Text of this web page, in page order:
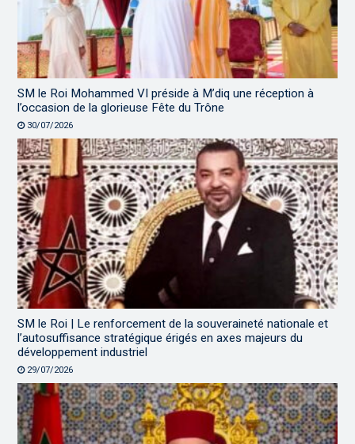
SM le Roi Mohammed VI préside à M’diq une réception à
l’occasion de la glorieuse Fête du Trône
30/07/2026
SM le Roi | Le renforcement de la souveraineté nationale et
l’autosuffisance stratégique érigés en axes majeurs du
développement industriel
29/07/2026